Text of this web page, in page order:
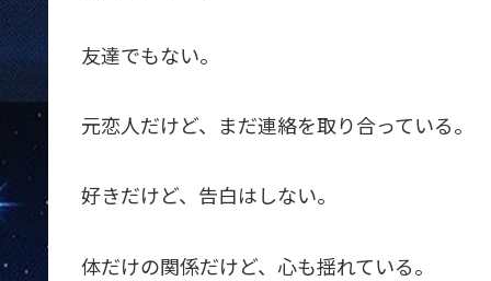
友達でもない。
元恋人だけど、まだ連絡を取り合っている。
好きだけど、告白はしない。
体だけの関係だけど、心も揺れている。